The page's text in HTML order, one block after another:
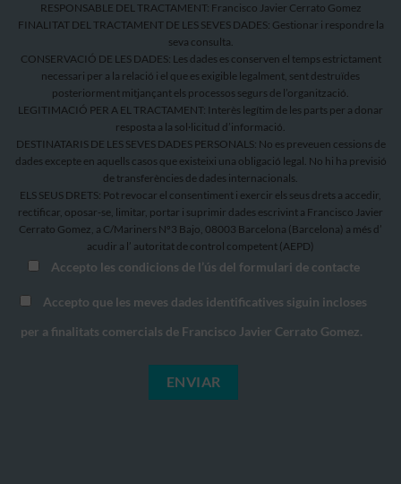
RESPONSABLE DEL TRACTAMENT: Francisco Javier Cerrato Gomez
FINALITAT DEL TRACTAMENT DE LES SEVES DADES: Gestionar i respondre la
seva consulta.
CONSERVACIÓ DE LES DADES: Les dades es conserven el temps estrictament
necessari per a la relació i el que es exigible legalment, sent destruïdes
posteriorment mitjançant els processos segurs de l’organització.
LEGITIMACIÓ PER A EL TRACTAMENT: Interès legítim de les parts per a donar
resposta a la sol·licitud d’informació.
DESTINATARIS DE LES SEVES DADES PERSONALS: No es preveuen cessions de
dades excepte en aquells casos que existeixi una obligació legal. No hi ha previsió
de transferències de dades internacionals.
ELS SEUS DRETS: Pot revocar el consentiment i exercir els seus drets a accedir,
rectificar, oposar-se, limitar, portar i suprimir dades escrivint a Francisco Javier
Cerrato Gomez, a C/Mariners Nº3 Bajo, 08003 Barcelona (Barcelona) a més d’
acudir a l’ autoritat de control competent (AEPD)
Accepto les condicions de l’ús del formulari de contacte
Accepto que les meves dades identificatives siguin incloses
per a finalitats comercials de Francisco Javier Cerrato Gomez.